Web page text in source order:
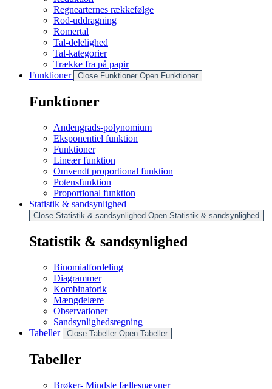
Regnearternes rækkefølge
Rod-uddragning
Romertal
Tal-delelighed
Tal-kategorier
Trække fra på papir
Funktioner
Close Funktioner Open Funktioner
Funktioner
Andengrads-polynomium
Eksponentiel funktion
Funktioner
Lineær funktion
Omvendt proportional funktion
Potensfunktion
Proportional funktion
Statistik & sandsynlighed
Close Statistik & sandsynlighed Open Statistik & sandsynlighed
Statistik & sandsynlighed
Binomialfordeling
Diagrammer
Kombinatorik
Mængdelære
Observationer
Sandsynlighedsregning
Tabeller
Close Tabeller Open Tabeller
Tabeller
Brøker- Mindste fællesnævner